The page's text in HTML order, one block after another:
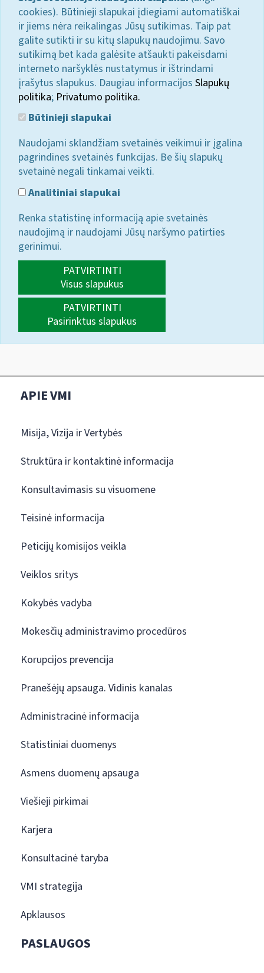
cookies). Būtinieji slapukai įdiegiami automatiškai
ir jiems nėra reikalingas Jūsų sutikimas. Taip pat
galite sutikti ir su kitų slapukų naudojimu. Savo
sutikimą bet kada galėsite atšaukti pakeisdami
interneto naršyklės nustatymus ir ištrindami
įrašytus slapukus. Daugiau informacijos Slapukų
politika; Privatumo politika.
Būtinieji slapukai
Naudojami sklandžiam svetainės veikimui ir įgalina
pagrindines svetainės funkcijas. Be šių slapukų
svetainė negali tinkamai veikti.
Analitiniai slapukai
Renka statistinę informaciją apie svetainės
naudojimą ir naudojami Jūsų naršymo patirties
gerinimui.
PATVIRTINTI
Visus slapukus
PATVIRTINTI
Pasirinktus slapukus
APIE VMI
Misija, Vizija ir Vertybės
Struktūra ir kontaktinė informacija
Konsultavimasis su visuomene
Teisinė informacija
Peticijų komisijos veikla
Veiklos sritys
Kokybės vadyba
Mokesčių administravimo procedūros
Korupcijos prevencija
Pranešėjų apsauga. Vidinis kanalas
Administracinė informacija
Statistiniai duomenys
Asmens duomenų apsauga
Viešieji pirkimai
Karjera
Konsultacinė taryba
VMI strategija
Apklausos
PASLAUGOS